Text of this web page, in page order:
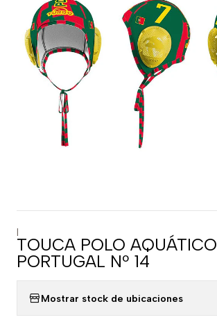
|
TOUCA POLO AQUÁTICO
PORTUGAL Nº 14
Mostrar stock de ubicaciones